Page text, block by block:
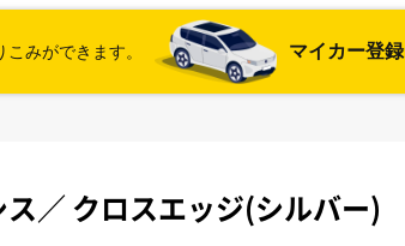
こみができます。 マイカー登録
／ クロスエッジ(シルバー)